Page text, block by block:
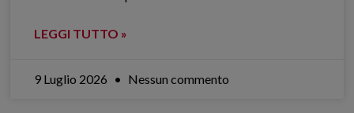
LEGGI TUTTO »
9 Luglio 2026 Nessun commento